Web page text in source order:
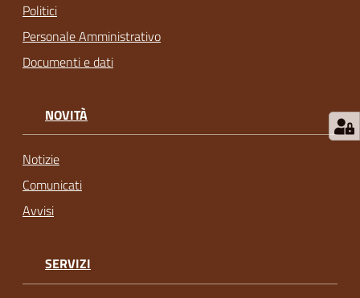
Politici
Personale Amministrativo
Documenti e dati
NOVITÀ
Notizie
Comunicati
Avvisi
SERVIZI